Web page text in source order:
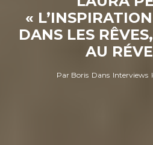
«
DANS LES
AU
Par Boris Dans Interviews